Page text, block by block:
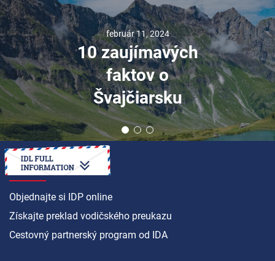
február 11, 2024
10 zaujímavých
faktov o
Švajčiarsku
AKO NA TO
Objednajte si IDP online
Získajte preklad vodičského preukazu
Cestovný partnerský program od IDA